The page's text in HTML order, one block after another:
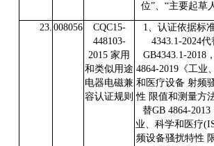
位”、“主要起草
23. 008056
CQC15-
448103-
2015 家用
和类似用途
电器电磁兼
容认证规则
1
、认证依据标
4343.1-2024代
GB4343.1-2018
4864-2019《工业
和医疗设备 射频
性 限值和测量方
替GB 4864-2013
业、科学和医疗
频设备骚扰特性